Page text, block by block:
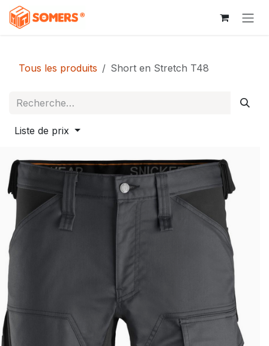
Se rendre au contenu
Tous les produits Short en Stretch T48
Liste de prix